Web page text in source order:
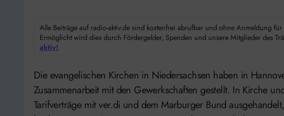
Alle Beiträge auf radio-aktiv.de sind kostenfrei abrufbar und ohne Anmeldung für
Ermöglicht wird dies durch Fördergelder, Spenden und unsere Mitglieder des
aktiv!
Die evangelischen Kirchen in Niedersachsen haben in Hannover die Weichen für eine engere
Zusammenarbeit mit den Gewerkschaften gestellt. In Kirche
Tarifverträge mit ver.di und dem Marburger Bund